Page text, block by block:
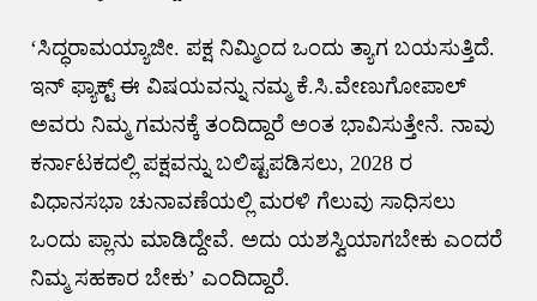
‘ಸಿದ್ಧರಾಮಯ್ಯಾಜೀ. ಪಕ್ಷ ನಿಮ್ಮಿಂದ ಒಂದು ತ್ಯಾಗ ಬಯಸುತ್ತಿದೆ.
ಇನ್ ಫ್ಯಾಕ್ಟ್ ಈ ವಿಷಯವನ್ನು ನಮ್ಮ ಕೆ.ಸಿ.ವೇಣುಗೋಪಾಲ್
ಅವರು ನಿಮ್ಮ ಗಮನಕ್ಕೆ ತಂದಿದ್ದಾರೆ ಅಂತ ಭಾವಿಸುತ್ತೇನೆ. ನಾವು
ಕರ್ನಾಟಕದಲ್ಲಿ ಪಕ್ಷವನ್ನು ಬಲಿಷ್ಟಪಡಿಸಲು, 2028 ರ
ವಿಧಾನಸಭಾ ಚುನಾವಣೆಯಲ್ಲಿ ಮರಳಿ ಗೆಲುವು ಸಾಧಿಸಲು
ಒಂದು ಪ್ಲಾನು ಮಾಡಿದ್ದೇವೆ. ಅದು ಯಶಸ್ವಿಯಾಗಬೇಕು ಎಂದರೆ
ನಿಮ್ಮ ಸಹಕಾರ ಬೇಕು’ ಎಂದಿದ್ದಾರೆ.